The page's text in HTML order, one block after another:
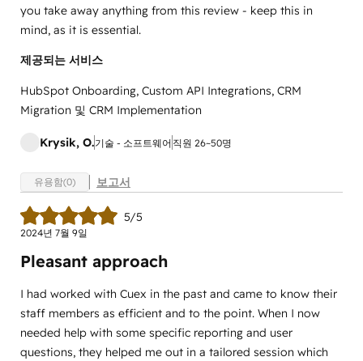
you take away anything from this review - keep this in
mind, as it is essential.
제공되는 서비스
HubSpot Onboarding, Custom API Integrations, CRM
Migration 및 CRM Implementation
Krysik, O.기술 - 소프트웨어 직원 26~50명
유용함(0) 보고서
5/5
2024년 7월 9일
Pleasant approach
I had worked with Cuex in the past and came to know their
staff members as efficient and to the point. When I now
needed help with some specific reporting and user
questions, they helped me out in a tailored session which